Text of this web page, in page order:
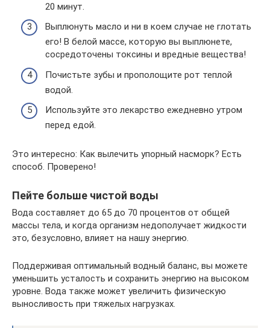
20 минут.
Выплюнуть масло и ни в коем случае не глотать
его! В белой массе, которую вы выплюнете,
сосредоточены токсины и вредные вещества!
Почистьте зубы и прополощите рот теплой
водой.
Используйте это лекарство ежедневно утром
перед едой.
Это интересно: Как вылечить упорный насморк? Есть
способ. Проверено!
Пейте больше чистой воды
Вода составляет до 65 до 70 процентов от общей
массы тела, и когда организм недополучает жидкости
это, безусловно, влияет на нашу энергию.
Поддерживая оптимальный водный баланс, вы можете
уменьшить усталость и сохранить энергию на высоком
уровне. Вода также может увеличить физическую
выносливость при тяжелых нагрузках.